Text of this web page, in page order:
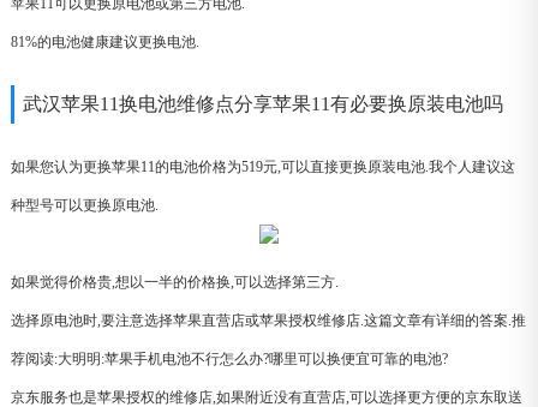
苹果11可以更换原电池或第三方电池.
81%的电池健康建议更换电池.
武汉苹果11换电池维修点分享苹果11有必要换原装电池吗
如果您认为更换苹果11的电池价格为519元,可以直接更换原装电池.我个人建议这
种型号可以更换原电池.
如果觉得价格贵,想以一半的价格换,可以选择第三方.
选择原电池时,要注意选择苹果直营店或苹果授权维修店.这篇文章有详细的答案.推
荐阅读:大明明:苹果手机电池不行怎么办?哪里可以换便宜可靠的电池?
京东服务也是苹果授权的维修店,如果附近没有直营店,可以选择更方便的京东取送